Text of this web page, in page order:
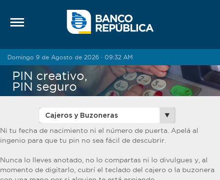
Domingo 9 de Agosto de 2026 · 09:32 AM
PIN creativo,
PIN seguro
Ni tu fecha de nacimiento ni el número de puerta. Apelá al
ingenio para que tu pin no sea fácil de descubrir.
Nunca lo lleves anotado, no lo compartas ni lo divulgues y, al
momento de digitarlo, cubrí el teclado del cajero o la buzonera